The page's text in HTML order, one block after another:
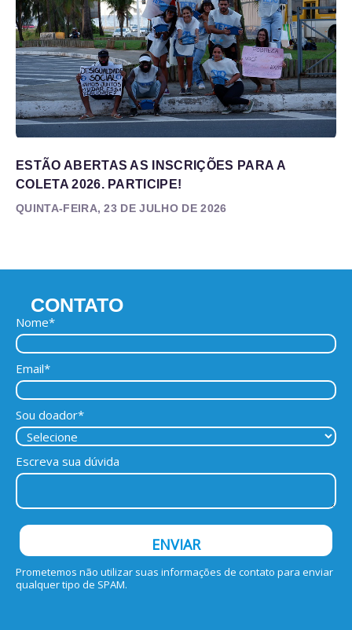
ESTÃO ABERTAS AS INSCRIÇÕES PARA A
COLETA 2026. PARTICIPE!
QUINTA-FEIRA, 23 DE JULHO DE 2026
CONTATO
Nome*
Email*
Sou doador*
Escreva sua dúvida
ENVIAR
Prometemos não utilizar suas informações de contato para enviar
qualquer tipo de SPAM.